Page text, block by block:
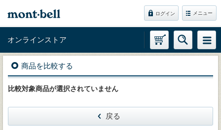
ログイン メニュー
オンラインストア
商品を比較する
比較対象商品が選択されていません
戻る